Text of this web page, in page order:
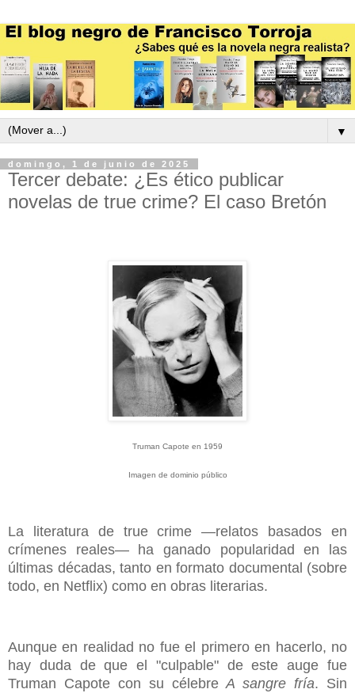
▼
domingo, 1 de junio de 2025
Tercer debate: ¿Es ético publicar
novelas de true crime? El caso Bretón
Truman Capote en 1959
Imagen de dominio público
La literatura de true crime —relatos basados en
crímenes reales— ha ganado popularidad en las
últimas décadas, tanto en formato documental (sobre
todo, en Netflix) como en obras literarias.
Aunque en realidad no fue el primero en hacerlo, no
hay duda de que el "culpable" de este auge fue
Truman Capote con su célebreA sangre fría. Sin